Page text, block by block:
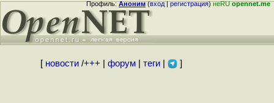
Профиль:Аноним(вход|регистрация)неRUopennet.me
[ новости/+++ форум| теги| ]